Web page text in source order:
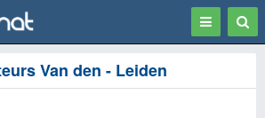
Toggle
Van den - Leiden